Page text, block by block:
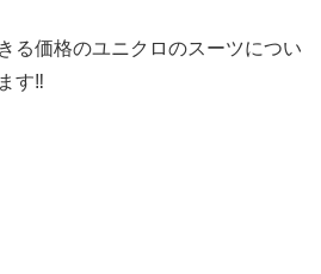
る価格のユニクロのスーツについ
す‼︎